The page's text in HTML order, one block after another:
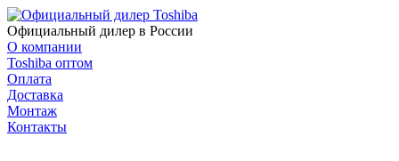
Официальный дилер в России
О компании
Toshiba оптом
Оплата
Доставка
Монтаж
Контакты